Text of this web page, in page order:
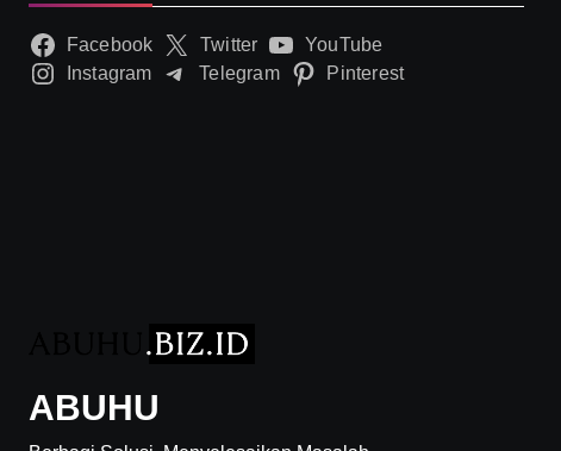
Facebook Twitter
YouTube
Instagram
Telegram Pinterest
ABUHU